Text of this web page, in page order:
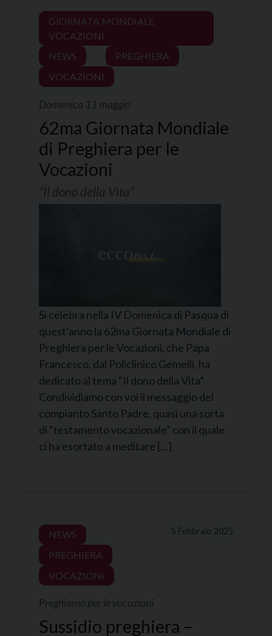
GIORNATA MONDIALE
VOCAZIONI
NEWS
PREGHIERA
VOCAZIONI
Domenica 11 maggio
62ma Giornata Mondiale
di Preghiera per le
Vocazioni
“Il dono della Vita”
Si celebra nella IV Domenica di Pasqua di
quest’anno la 62ma Giornata Mondiale di
Preghiera per le Vocazioni, che Papa
Francesco, dal Policlinico Gemelli, ha
dedicato al tema “Il dono della Vita”.
Condividiamo con voi il messaggio del
compianto Santo Padre, quasi una sorta
di “testamento vocazionale” con il quale
ci ha esortato a meditare […]
5 Febbraio 2025
NEWS
PREGHIERA
VOCAZIONI
Preghiamo per le vocazioni
Sussidio preghiera –